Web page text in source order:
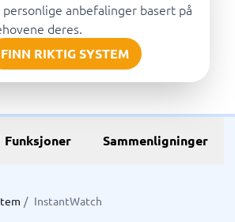
personlige anbefalinger basert på
deres.
FINN RIKTIG SYSTEM
Funksjoner Sammenligninger
/ InstantWatch